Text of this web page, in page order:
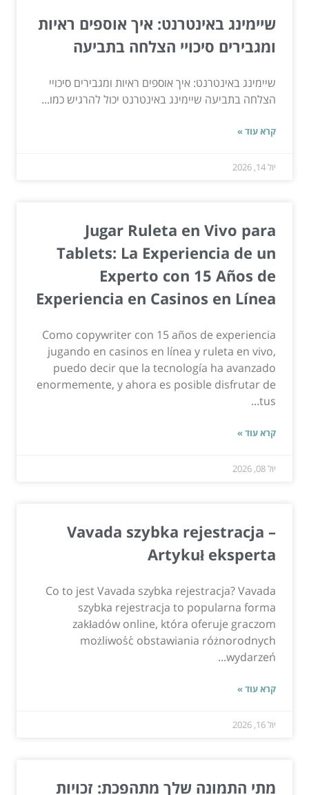
שיימינג באינטרנט: איך אוספים ראיות
ומגבירים סיכויי הצלחה בתביעה
שיימינג באינטרנט: איך אוספים ראיות ומגבירים סיכויי
הצלחה בתביעה שיימינג באינטרנט יכול להרגיש כמו...
קרא עוד »
יול 14, 2026
Jugar Ruleta en Vivo para
Tablets: La Experiencia de un
Experto con 15 Años de
Experiencia en Casinos en Línea
Como copywriter con 15 años de experiencia
jugando en casinos en línea y ruleta en vivo,
puedo decir que la tecnología ha avanzado
enormemente, y ahora es posible disfrutar de
tus...
קרא עוד »
יול 08, 2026
Vavada szybka rejestracja –
Artykuł eksperta
Co to jest Vavada szybka rejestracja? Vavada
szybka rejestracja to popularna forma
zakładów online, która oferuje graczom
możliwość obstawiania różnorodnych
wydarzeń...
קרא עוד »
יול 16, 2026
מתי התמונה שלך מתהפכת: זכויות